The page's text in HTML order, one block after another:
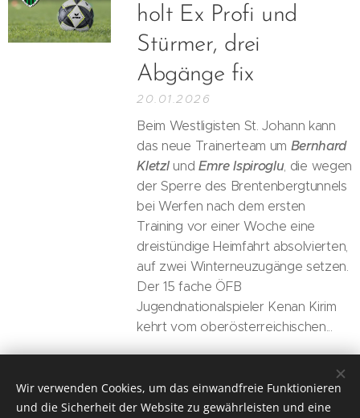
holt Ex Profi und
Stürmer, drei
Abgänge fix
20.01.2026
Beim Westligisten St. Johann kann
das neue Trainerteam um Bernhard
Kletzlund Emre Ispiroglu, die wegen
der Sperre des Brentenbergtunnels
bei Werfen nach dem ersten
Training vor einer Woche eine
dreistündige Heimfahrt absolvierten,
auf zwei Winterneuzugänge setzen.
Der 15 fache ÖFB
Jugendnationalspieler Kenan Kirim
kehrt vom oberösterreichischen...
Wir verwenden Cookies, um das einwandfreie Funktionieren
und die Sicherheit der Website zu gewährleisten und eine